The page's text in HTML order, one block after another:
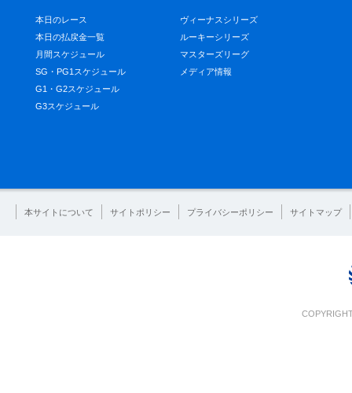
本日のレース
本日の払戻金一覧
月間スケジュール
SG・PG1スケジュール
G1・G2スケジュール
G3スケジュール
ヴィーナスシリーズ
ルーキーシリーズ
マスターズリーグ
メディア情報
本サイトについて サイトポリシー プライバシーポリシー サイトマップ